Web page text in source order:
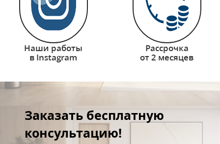
Наши работы
в Instagram
Рассрочка
от 2 месяцев
Заказать бесплатную
консультацию!